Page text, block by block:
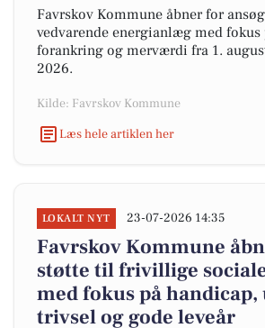
Favrskov Kommune åbner for
vedvarende energianlæg med fokus
forankring og merværdi fra 1.
2026.
Kilde: Favrskov Kommune
Læs hele artiklen her
LOKALT NYT 23-07-2026 14:35
Favrskov Kommune
støtte til frivillige
med fokus på handicap,
trivsel og gode leveår